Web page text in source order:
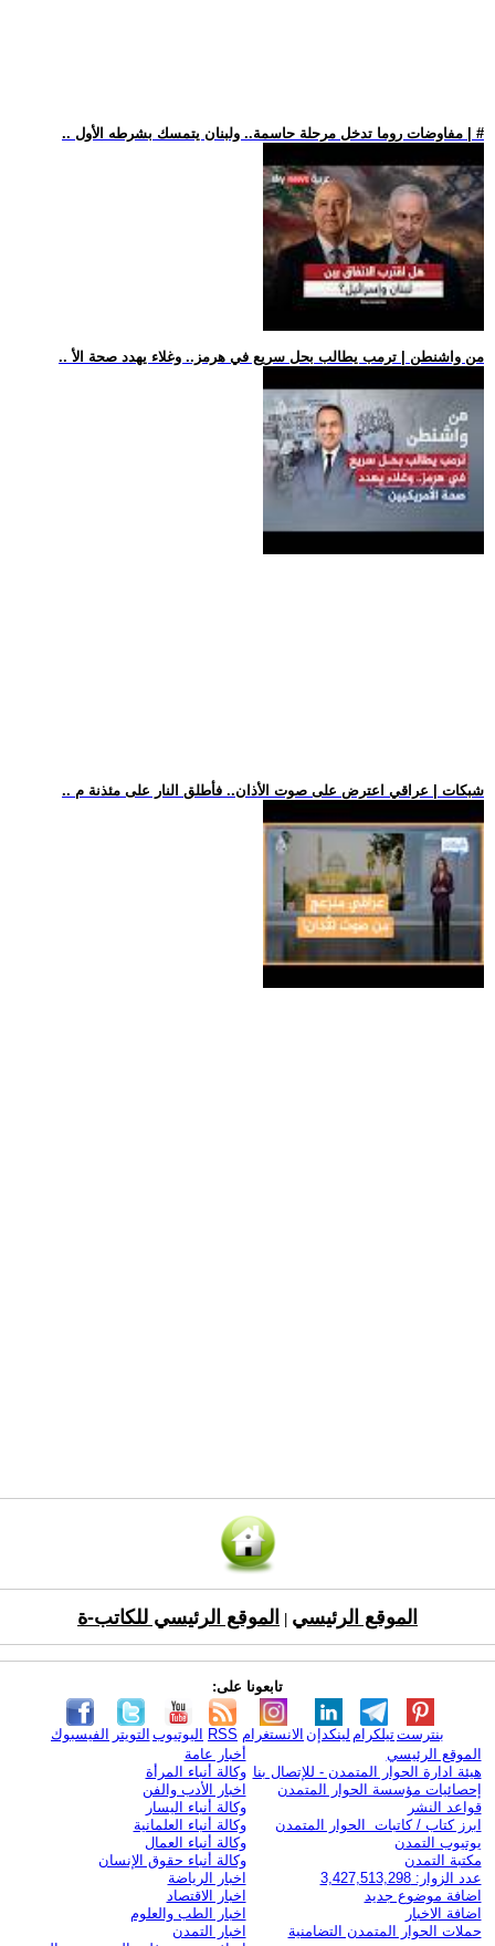
.. مفاوضات روما تدخل مرحلة حاسمة.. ولبنان يتمسك بشرطه الأول | #
.. من واشنطن | ترمب يطالب بحل سريع في هرمز.. وغلاء يهدد صحة الأ
.. شبكات | عراقي اعترض على صوت الأذان.. فأطلق النار على مئذنة م
الموقع الرئيسي الموقع الرئيسي للكاتب-ة
تابعونا على:
الفيسبوك التويتر اليوتيوب RSS الانستغرام لينكدإن تيلكرامبنترست
الموقع الرئيسي
هيئة ادارة الحوار المتمدن - للإتصال بنا
إحصائيات مؤسسة الحوار المتمدن
قواعد النشر
ابرز كتاب / كاتبات الحوار المتمدن
يوتيوب التمدن
مكتبة التمدن
عدد الزوار: 3,427,513,298
اضافة موضوع جديد
اضافة الاخبار
حملات الحوار المتمدن التضامنية
أخبار عامة
وكالة أنباء المرأة
اخبار الأدب والفن
وكالة أنباء اليسار
وكالة أنباء العلمانية
وكالة أنباء العمال
وكالة أنباء حقوق الإنسان
اخبار الرياضة
اخبار الاقتصاد
اخبار الطب والعلوم
اخبار التمدن